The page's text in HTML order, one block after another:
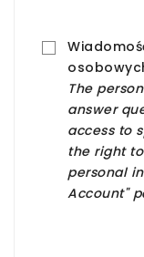
The
answer
access to
the right
personal
Account"